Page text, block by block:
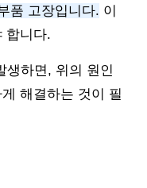
품 고장입니다. 이
합니다.
생하면, 위의 원인
해결하는 것이 필